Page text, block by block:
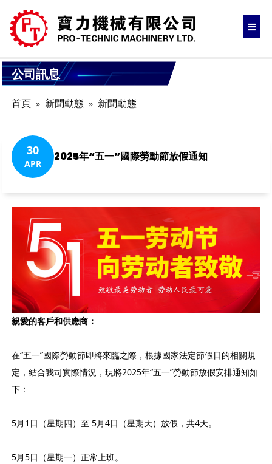
公司訊息
首頁 新聞動態 新聞動態
30
APR
2025年“五一”國際勞動節放假通知
親愛的客戶和供應商：
在“五一”國際勞動節即將來臨之際，根據國家法定節假日的相關規
定，結合我司實際情況，現將2025年“五一”勞動節放假安排通知如
下：
5月1日（星期四）至 5月4日（星期天）放假，共4天。
5月5日（星期一）正常上班。